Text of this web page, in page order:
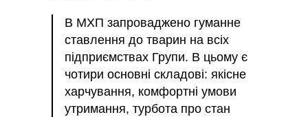
В МХП запроваджено гуманне
ставлення до тварин на всіх
підприємствах Групи. В цьому є
чотири основні складові: якісне
харчування, комфортні умови
утримання, турбота про стан